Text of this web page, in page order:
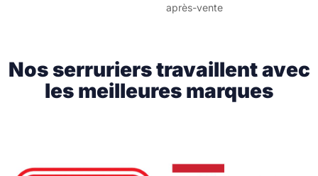
après-vente
Nos serruriers travaillent avec
les meilleures marques